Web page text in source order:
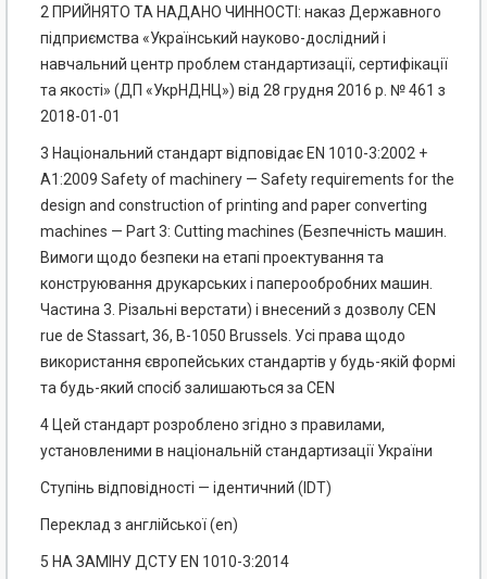
2 ПРИЙНЯТО ТА НАДАНО ЧИННОСТІ: наказ Державного
підприємства «Український науково-дослідний і
навчальний центр проблем стандартизації, сертифікації
та якості» (ДП «УкрНДНЦ») від 28 грудня 2016 р. № 461 з
2018-01-01
3 Національний стандарт відповідає EN 1010-3:2002 +
А1:2009 Safety of machinery — Safety requirements for the
design and construction of printing and paper converting
machines — Part 3: Cutting machines (Безпечність машин.
Вимоги щодо безпеки на етапі проектування та
конструювання друкарських і паперообробних машин.
Частина 3. Різальні верстати) і внесений з дозволу CEN
rue de Stassart, 36, В-1050 Brussels. Усі права щодо
використання європейських стандартів у будь-якій формі
та будь-який спосіб залишаються за CEN
4 Цей стандарт розроблено згідно з правилами,
установленими в національній стандартизації України
Ступінь відповідності — ідентичний (IDT)
Переклад з англійської (еn)
5 НА ЗАМІНУ ДСТУ EN 1010-3:2014